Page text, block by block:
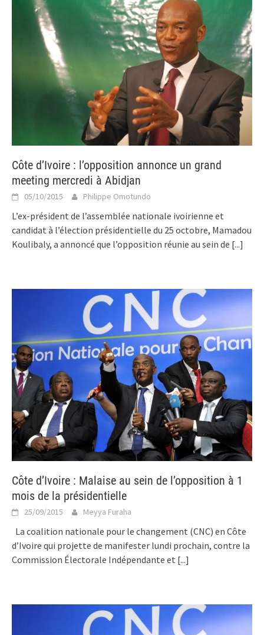
Côte d’Ivoire : l’opposition annonce un grand
meeting mercredi à Abidjan
05/10/2015 Philippe Omotundo
L’ex-président de l’assemblée nationale ivoirienne et
candidat à l’élection présidentielle du 25 octobre, Mamadou
Koulibaly, a annoncé que l’opposition réunie au sein de [...]
Côte d’Ivoire : Malaise au sein de l’opposition à 1
mois de la présidentielle
25/09/2015 Meyya Furaha
La coalition nationale pour le changement (CNC) en Côte
d’Ivoire qui projette de manifester lundi prochain, contre la
Commission Électorale Indépendante et [...]